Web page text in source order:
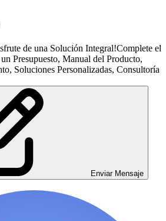
de una Solución Integral!Complete el
Presupuesto, Manual del Producto,
Soluciones Personalizadas, Consultoría
Enviar Mensaje